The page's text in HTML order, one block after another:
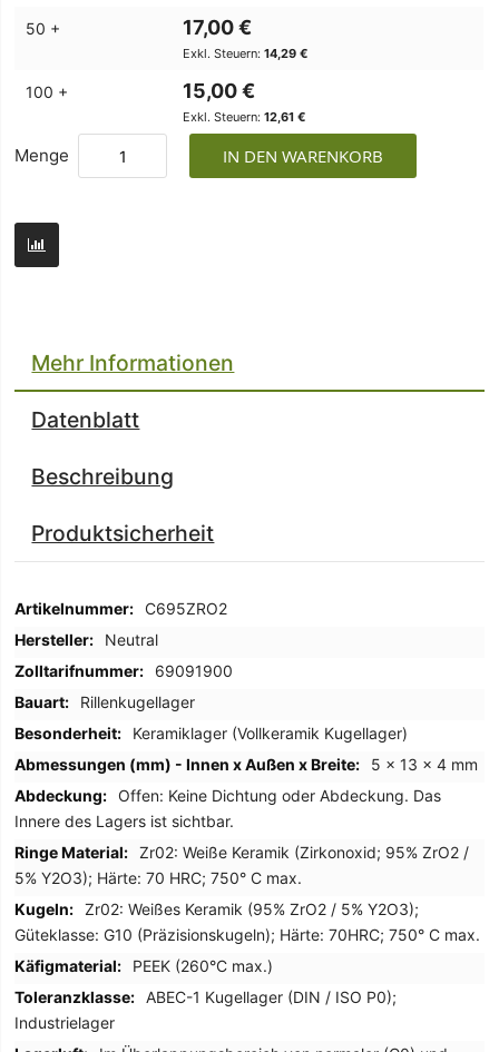
50 + 17,00 €
14,29 €
100 + 15,00 €
12,61 €
Menge IN DEN WARENKORB
Mehr Informationen
Datenblatt
Beschreibung
Produktsicherheit
Mehr
Informationen
C695ZRO2
Neutral
69091900
Rillenkugellager
Keramiklager (Vollkeramik Kugellager)
5 x 13 x 4 mm
Offen: Keine Dichtung oder Abdeckung. Das
Innere des Lagers ist sichtbar.
Zr02: Weiße Keramik (Zirkonoxid; 95% ZrO2 /
5% Y2O3); Härte: 70 HRC; 750° C max.
Zr02: Weißes Keramik (95% ZrO2 / 5% Y2O3);
Güteklasse: G10 (Präzisionskugeln); Härte: 70HRC; 750° C max.
PEEK (260°C max.)
ABEC-1 Kugellager (DIN / ISO P0);
Industrielager